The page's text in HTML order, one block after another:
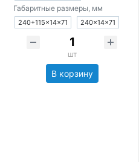
Габаритные размеры, мм
240+115×14×71 240×14×71
шт
В корзину